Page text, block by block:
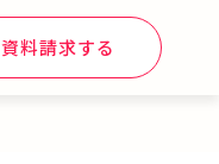
資料請求する